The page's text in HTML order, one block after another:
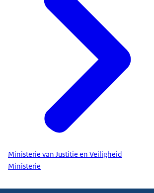
Ministerie van Justitie en Veiligheid
Ministerie